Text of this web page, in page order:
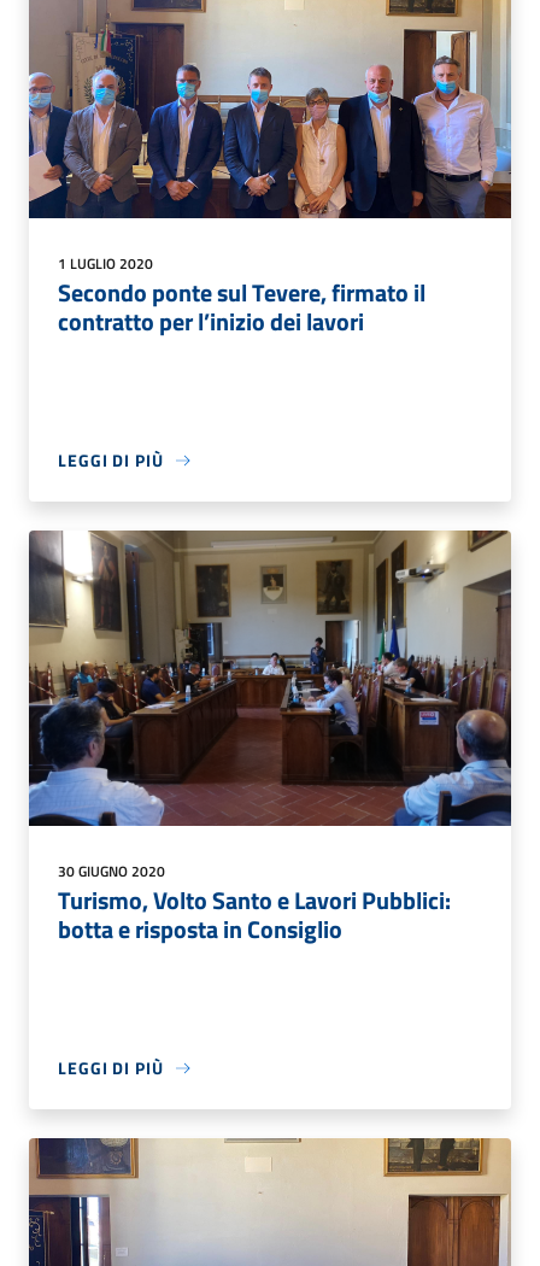
1 LUGLIO 2020
Secondo ponte sul Tevere, firmato il
contratto per l’inizio dei lavori
LEGGI DI PIÙ
30 GIUGNO 2020
Turismo, Volto Santo e Lavori Pubblici:
botta e risposta in Consiglio
LEGGI DI PIÙ